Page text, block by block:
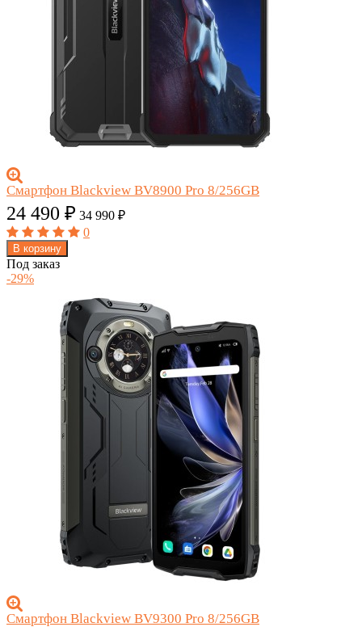
Смартфон Blackview BV8900 Pro 8/256GB
24 490 ₽ 34 990 ₽
0
В корзину
Под заказ
-29%
Смартфон Blackview BV9300 Pro 8/256GB